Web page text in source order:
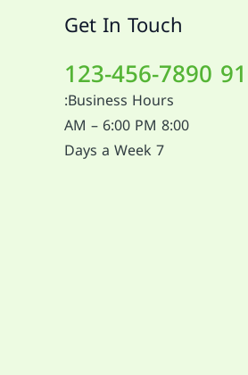
Get In Touch
91 123-456-7890
Business Hours:
8:00 AM – 6:00 PM
7 Days a Week